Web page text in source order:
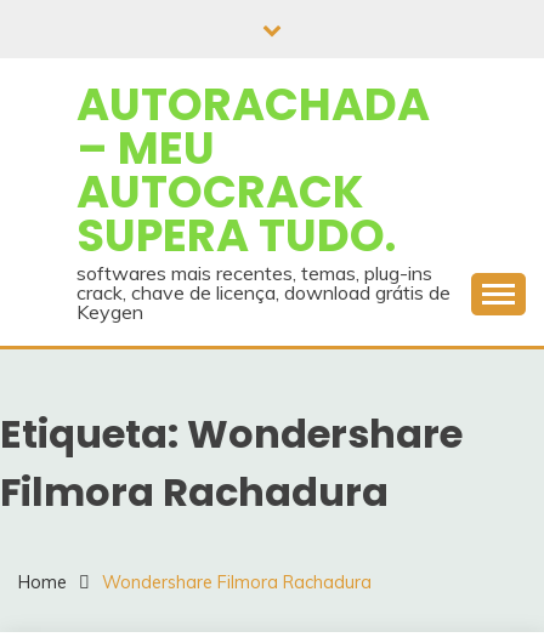
AUTORACHADA
– MEU
AUTOCRACK
SUPERA TUDO.
softwares mais recentes, temas, plug-ins
crack, chave de licença, download grátis de
Keygen
Etiqueta: Wondershare
Filmora Rachadura
Home Wondershare Filmora Rachadura